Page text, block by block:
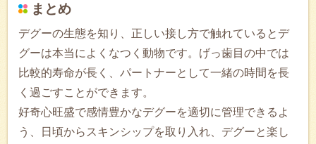
まとめ
デグーの生態を知り、正しい接し方で触れているとデ
グーは本当によくなつく動物です。げっ歯目の中では
比較的寿命が長く、パートナーとして一緒の時間を長
く過ごすことができます。
好奇心旺盛で感情豊かなデグーを適切に管理できるよ
う、日頃からスキンシップを取り入れ、デグーと楽し